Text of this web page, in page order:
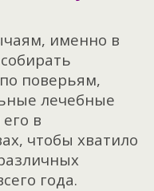
именно в
поверьям,
лечебные
в
чтобы хватило
года.